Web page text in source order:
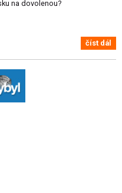
na dovolenou?
číst dál